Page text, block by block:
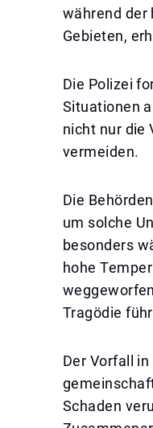
während der
Gebieten,
Die Polizei
Situationen
nicht nur die
vermeiden.
Die
um solche
besonders
hohe
Tragödie
Der Vorfall
Schaden